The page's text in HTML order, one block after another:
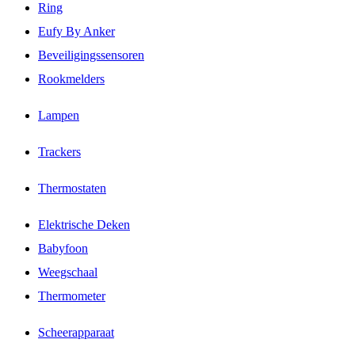
Ring
Eufy By Anker
Beveiligingssensoren
Rookmelders
Lampen
Trackers
Thermostaten
Elektrische Deken
Babyfoon
Weegschaal
Thermometer
Scheerapparaat